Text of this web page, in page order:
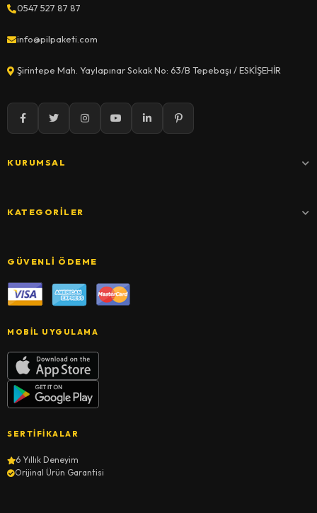
0547 527 87 87
info@pilpaketi.com
Şirintepe Mah. Yaylapınar Sokak No: 63/B Tepebaşı / ESKİŞEHİR
KURUMSAL
KATEGORILER
GÜVENLI ÖDEME
MOBIL UYGULAMA
SERTIFIKALAR
6 Yıllık Deneyim
Orijinal Ürün Garantisi